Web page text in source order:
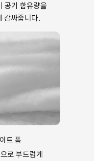
공기 함유량을
감싸줍니다.
트 폼
로 부드럽게